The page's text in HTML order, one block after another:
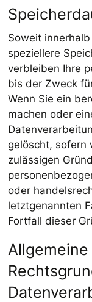
Soweit
speziellere
verbleiben Ihre
bis der Zweck
Wenn Sie ein
machen oder
gelöscht, sofern
zulässigen
oder
letztgenannten
Fortfall dieser